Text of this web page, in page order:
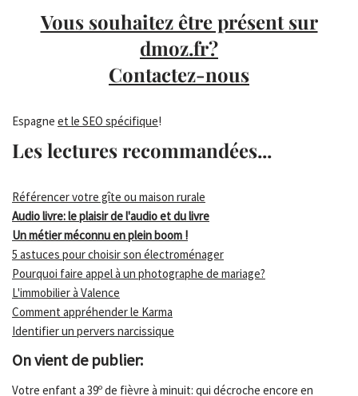
Vous souhaitez être présent sur
dmoz.fr?
Contactez-nous
Espagne et le SEO spécifique!
Les lectures recommandées...
Référencer votre gîte ou maison rurale
Audio livre: le plaisir de l'audio et du livre
Un métier méconnu en plein boom !
5 astuces pour choisir son électroménager
Pourquoi faire appel à un photographe de mariage?
L'immobilier à Valence
Comment appréhender le Karma
Identifier un pervers narcissique
On vient de publier:
Votre enfant a 39º de fièvre à minuit: qui décroche encore en